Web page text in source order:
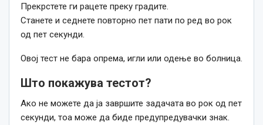
Прекрстете ги рацете преку градите.
Станете и седнете повторно пет пати по ред во рок
од пет секунди.
Овој тест не бара опрема, игли или одење во болница.
Што покажува тестот?
Ако не можете да ја завршите задачата во рок од пет
секунди, тоа може да биде предупредувачки знак.